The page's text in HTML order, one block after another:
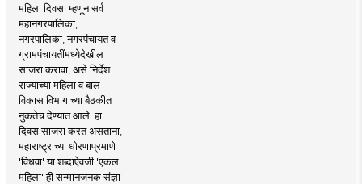
महिला दिवस' म्हणून सर्व
महानगरपालिका,
नगरपालिका, नगरपंचायत व
ग्रामपंचायतींमध्येदेखील
साजरा करावा, असे निर्देश
राज्याच्या महिला व बाल
विकास विभागाच्या बैठकीत
नुकतेच देण्यात आले. हा
दिवस साजरा करत असताना,
महाराष्ट्राच्या धोरणाप्रमाणे
'विधवा' या शब्दाऐवजी 'एकल
महिला' ही सन्मानजनक संज्ञा